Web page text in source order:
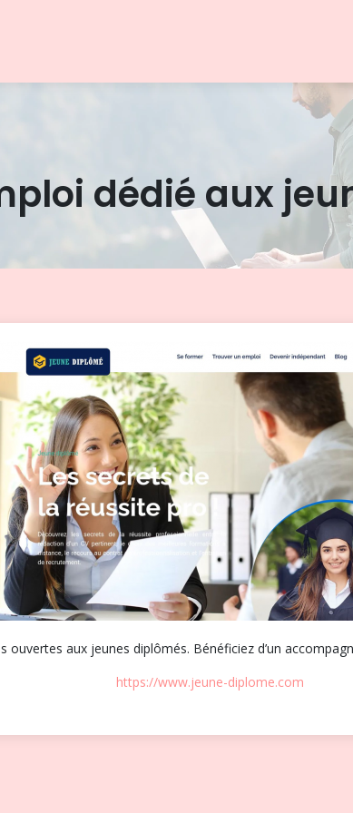
dédié aux
ouvertes aux jeunes diplômés. Bénéficiez d’un
https://www.jeune-diplome.com